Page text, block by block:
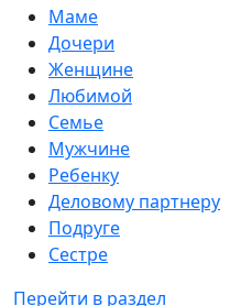
Маме
Дочери
Женщине
Любимой
Семье
Мужчине
Ребенку
Деловому партнеру
Подруге
Сестре
Перейти в раздел